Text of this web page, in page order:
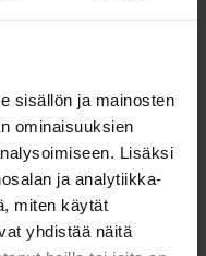
sisällön ja mainosten
ominaisuuksien
Lisäksi
ja analytiikka-
miten käytät
yhdistää näitä